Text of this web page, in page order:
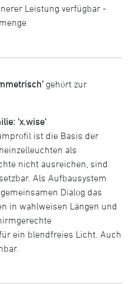
Leistung verfügbar -
gehört zur
'x.wise'
ist die Basis der
als
nicht ausreichen, sind
Als Aufbausystem
Dialog das
in wahlweisen Längen und
ein blendfreies Licht. Auch